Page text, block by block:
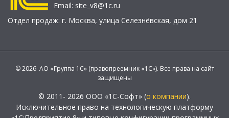
Email: site_v8@1c.ru
Отдел продаж: г. Москва, улица Селезнёвская, дом 21
© 2026 АО «Группа 1С» (правопреемник «1С»). Все права на сайт
защищены
© 2011- 2026 ООО «1С-Софт» (о компании).
Исключительное право на технологическую платформу